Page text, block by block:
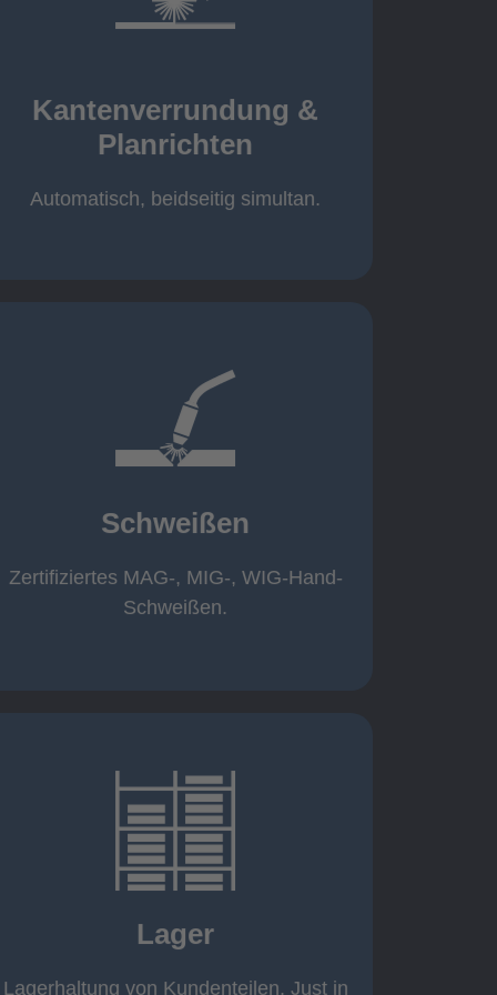
Kantenverrundung &
Planrichten
Automatisch, beidseitig simultan.
Kantenverrundung &
Planrichten
Schweißen
Zertifiziertes MAG-, MIG-, WIG-Hand-
Schweißen.
Schweißen
Handarbeitsplätze 1,5 x 1,5 x 6m /
Roboterschweißen ø800 x 3.200mm
Cobot-Schweißzelle 2 x 1 x 1m /
400A, CMT, 1.000 kg
Lager
Lagerhaltung von Kundenteilen. Just in
Rahmenverträge
Just in Time
eigener Fuhrpark
mehr erfahren